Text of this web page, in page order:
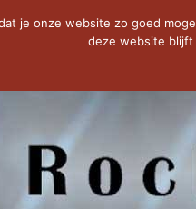
VICIOUS HEAD SOCIETY...
je onze website zo goed
deze website blijft